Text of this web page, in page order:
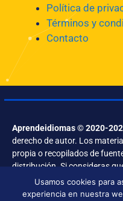
Política de
Términos y
Contacto
Aprendeidiomas © 2020-
derecho de autor. Los
propia o recopilados de
distribución. Si consideras
contáctanos.
Usamos cookies para
experiencia en nuestra